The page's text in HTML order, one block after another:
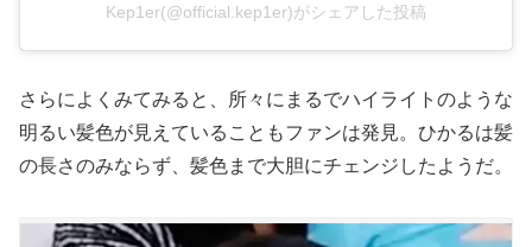
Kep1er(@official.kep1er)がシェアした投稿
さらによくみてみると、所々にまるでハイライトのような
明るい髪色が見えていることもファンは発見。ひかるは髪
の長さのみならず、髪色まで大胆にチェンジしたようだ。